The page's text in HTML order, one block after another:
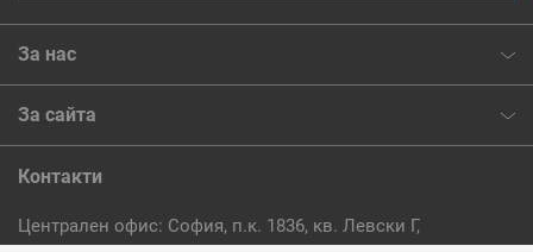
За нас
За сайта
Контакти
Централен офис: София, п.к. 1836, кв. Левски Г,